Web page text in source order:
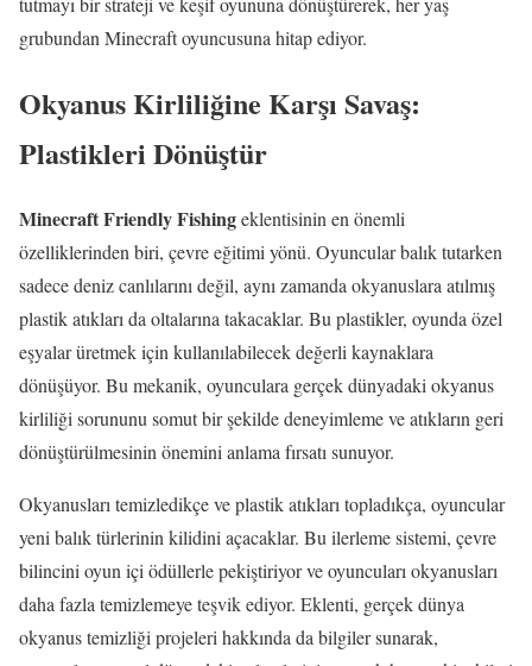
grubundan Minecraft oyuncusuna hitap ediyor.
Okyanus Kirliliğine Karşı Savaş:
Plastikleri Dönüştür
Minecraft Friendly Fishingeklentisinin en önemli
özelliklerinden biri, çevre eğitimi yönü. Oyuncular balık tutarken
sadece deniz canlılarını değil, aynı zamanda okyanuslara atılmış
plastik atıkları da oltalarına takacaklar. Bu plastikler, oyunda özel
eşyalar üretmek için kullanılabilecek değerli kaynaklara
dönüşüyor. Bu mekanik, oyunculara gerçek dünyadaki okyanus
kirliliği sorununu somut bir şekilde deneyimleme ve atıkların geri
dönüştürülmesinin önemini anlama fırsatı sunuyor.
Okyanusları temizledikçe ve plastik atıkları topladıkça, oyuncular
yeni balık türlerinin kilidini açacaklar. Bu ilerleme sistemi, çevre
bilincini oyun içi ödüllerle pekiştiriyor ve oyuncuları okyanusları
daha fazla temizlemeye teşvik ediyor. Eklenti, gerçek dünya
okyanus temizliği projeleri hakkında da bilgiler sunarak,